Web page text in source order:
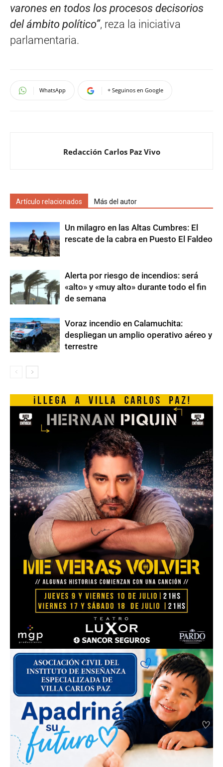
varones en todos los procesos decisorios
del ámbito político”, reza la iniciativa
parlamentaria.
WhatsApp + Seguinos en Google
Redacción Carlos Paz Vivo
Artículo relacionados Más del autor
Un milagro en las Altas Cumbres: El
rescate de la cabra en Puesto El Faldeo
Alerta por riesgo de incendios: será
«alto» y «muy alto» durante todo el fin
de semana
Voraz incendio en Calamuchita:
despliegan un amplio operativo aéreo y
terrestre